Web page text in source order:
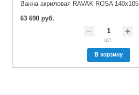
Ванна акриловая RAVAK ROSA 140x105
63 690 руб.
шт.
В корзину